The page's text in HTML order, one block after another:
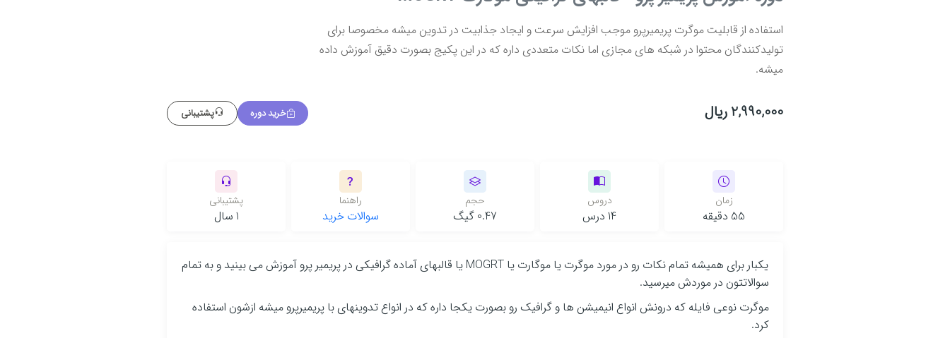
استفاده از قابلیت موگرت پریمیرپرو موجب افزایش سرعت و ایجاد جذابیت در تدوین میشه مخصوصا برای
تولیدکنندگان محتوا در شبکه های مجازی اما نکات متعددی داره که در این پکیج بصورت دقیق آموزش داده
میشه.
2,990,000 ریال خرید دوره پشتیبانی
زمان
55 دقیقه
دروس
14 درس
حجم
0.47 گیگ
راهنما
سوالات خرید
پشتیبانی
1 سال
یکبار برای همیشه تمام نکات رو در مورد موگرت یا موگارت یا MOGRT یا قالبهای آماده گرافیکی در پریمیر پرو آموزش می بینید و به تمام
سوالاتتون در موردش میرسید.
موگرت نوعی فایله که درونش انواع انیمیشن ها و گرافیک رو بصورت یکجا داره که در انواع تدوینهای با پریمیرپرو میشه ازشون استفاده
کرد.